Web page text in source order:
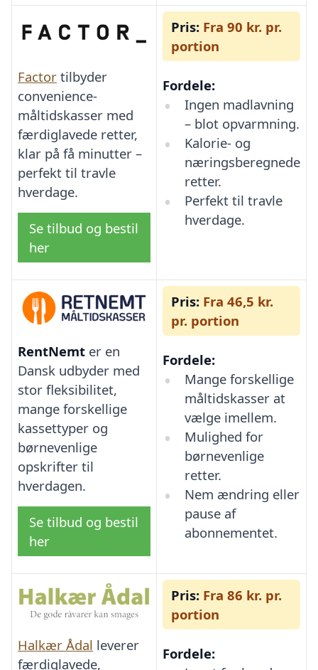
Factor tilbyder
convenience-
måltidskasser med
færdiglavede retter,
klar på få minutter –
perfekt til travle
hverdage.
Se tilbud og bestil
her
Pris: Fra 90 kr. pr.
portion
Fordele:
Ingen madlavning
– blot opvarmning.
Kalorie- og
næringsberegnede
retter.
Perfekt til travle
hverdage.
RentNemt er en
Dansk udbyder med
stor fleksibilitet,
mange forskellige
kassettyper og
børnevenlige
opskrifter til
hverdagen.
Se tilbud og bestil
her
Pris: Fra 46,5 kr.
pr. portion
Fordele:
Mange forskellige
måltidskasser at
vælge imellem.
Mulighed for
børnevenlige
retter.
Nem ændring eller
pause af
abonnementet.
Halkær Ådal leverer
færdiglavede,
Pris: Fra 86 kr. pr.
portion
Fordele: